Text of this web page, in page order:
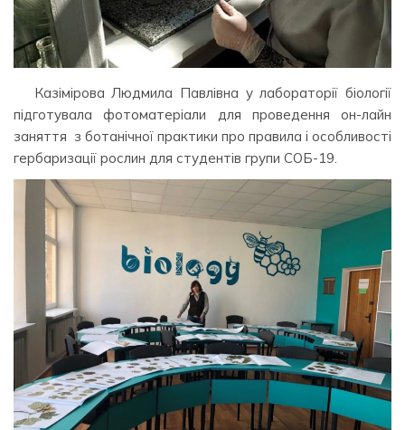
Казімірова Людмила Павлівна у лабораторії біології
підготувала фотоматеріали для проведення он-лайн
заняття з ботанічної практики про правила і особливості
гербаризації рослин для студентів групи СОБ-19.